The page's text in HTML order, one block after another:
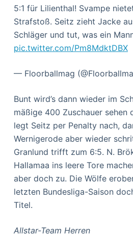
5:1 für Lilienthal! Svampe
Strafstoß. Seitz zieht Jacke
Schläger und tut, was ein
pic.twitter.com/Pm8MdktDBX
— Floorballmag
Bunt wird’s dann wieder im
mäßige 400 Zuschauer sehen
legt Seitz per Penalty nach,
Wernigerode aber wieder
Granlund trifft zum 6:5. N.
Hallamaa ins leere Tore
aber doch zu. Die Wölfe
letzten Bundesliga-Saison
Titel.
Allstar-Team Herren